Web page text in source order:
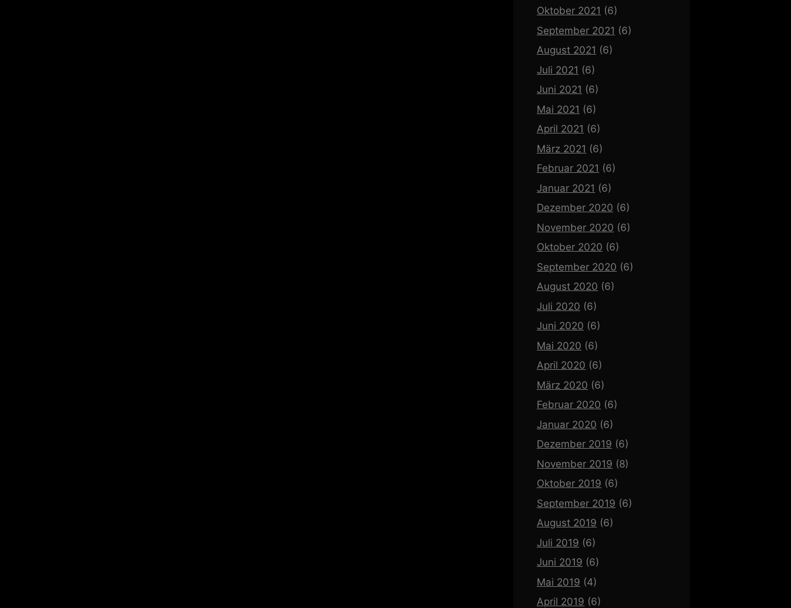
Oktober 2021 (6)
September 2021 (6)
August 2021 (6)
Juli 2021 (6)
Juni 2021 (6)
Mai 2021 (6)
April 2021 (6)
März 2021 (6)
Februar 2021 (6)
Januar 2021 (6)
Dezember 2020 (6)
November 2020 (6)
Oktober 2020 (6)
September 2020 (6)
August 2020 (6)
Juli 2020 (6)
Juni 2020 (6)
Mai 2020 (6)
April 2020 (6)
März 2020 (6)
Februar 2020 (6)
Januar 2020 (6)
Dezember 2019 (6)
November 2019 (8)
Oktober 2019 (6)
September 2019 (6)
August 2019 (6)
Juli 2019 (6)
Juni 2019 (6)
Mai 2019 (4)
April 2019 (6)